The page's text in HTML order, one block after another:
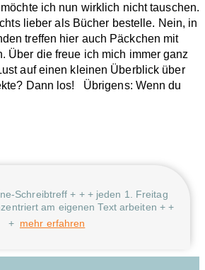
ich nun wirklich nicht tauschen.
lieber als Bücher bestelle. Nein, in
treffen hier auch Päckchen mit
Über die freue ich mich immer ganz
auf einen kleinen Überblick über
Dann los! Übrigens: Wenn du
Schreibtreff + + + jeden 1. Freitag
am eigenen Text arbeiten + +
+ mehr erfahren